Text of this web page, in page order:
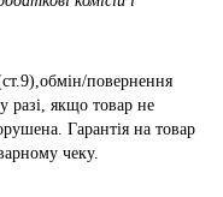
повернення
разі, якщо товар не
Гарантія на товар
чеку.